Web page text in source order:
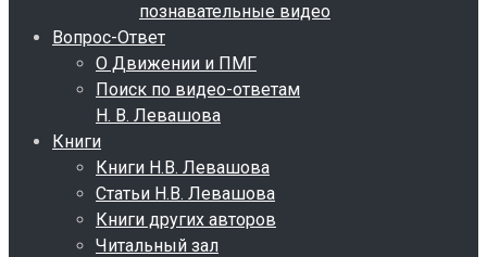
познавательные видео
Вопрос-Ответ
О Движении и ПМГ
Поиск по видео-ответам
Н. В. Левашова
Книги
Книги Н.В. Левашова
Статьи Н.В. Левашова
Книги других авторов
Читальный зал